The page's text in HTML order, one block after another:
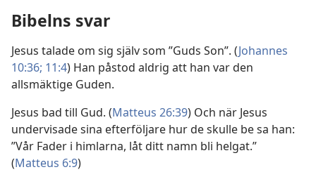
Bibelns svar
Jesus talade om sig själv som ”Guds Son”. (Johannes
10:36; 11:4) Han påstod aldrig att han var den
allsmäktige Guden.
Jesus bad till Gud. (Matteus 26:39) Och när Jesus
undervisade sina efterföljare hur de skulle be sa han:
”Vår Fader i himlarna, låt ditt namn bli helgat.”
(Matteus 6:9)